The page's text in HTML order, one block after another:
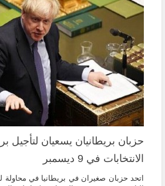
حزبان بريطانيان يسعيان لتأجيل
الانتخابات في 9 ديسمبر
اتحد حزبان صغيران في بريطانيا في محاولة